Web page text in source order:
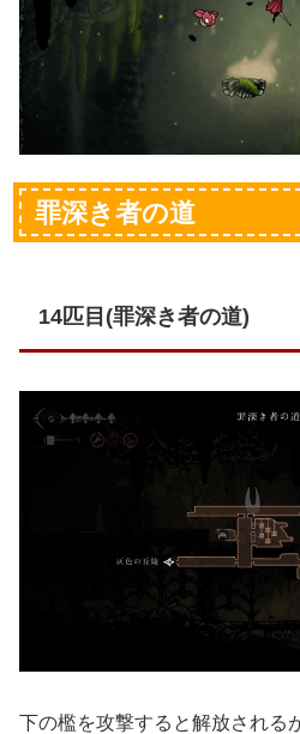
罪深き者の道
14匹目(罪深き者の道)
下の檻を攻撃すると解放される